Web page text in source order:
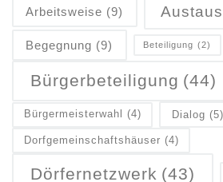
Arbeitsweise (9)
Begegnung (9) Beteiligung (2)
Bürgerbeteiligung (44)
Bürgermeisterwahl (4) Dialog (5)
Dorfgemeinschaftshäuser (4)
Dörfernetzwerk (43)